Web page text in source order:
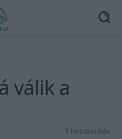
válik a
1 hozzászólás